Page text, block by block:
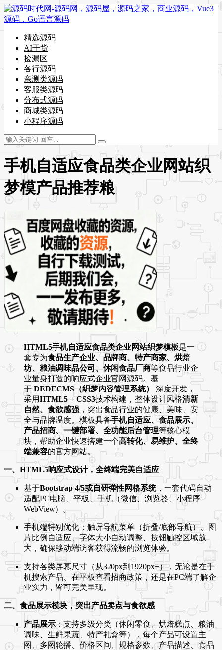
精选源码
AI干货
捡漏区
各行源码
亲测类源码
客服类源码
分布式源码
商城类源码
小程序源码
手机自适应食品类企业网站织
梦模产品推荐粮
HTML5手机自适应食品类企业网站织梦模板是一
套专为食品生产企业、品牌商、特产商家、烘焙
坊、粮油调味品公司、休闲食品厂商等食品行业企
业量身打造的响应式企业官网源码。基
于 DEDECMS（织梦内容管理系统）
深度开发，
采用HTML5 + CSS3技术构建，整体设计风格清新
自然、食欲感强 ，突出食品行业的健康、美味、安
全与品牌温度。模板具备手机自适应、食品展示、
产品招商、一键部署、全功能后台管理等核心模
块，帮助企业快速搭建一个高转化、易维护、全终
端兼容的官方网站。
一、HTML5响应式设计，全终端完美自适应
基于Bootstrap 4/5或自研弹性网格系统，一套代码自动
适配PC电脑、平板、手机（微信、浏览器、小程序
WebView）。
手机端特别优化：触屏导航菜单（折叠/底部导航）、图
片比例自适应、字体大小自动调整、按钮触控区域放
大，确保移动端访客获得流畅的浏览体验。
支持各类屏幕尺寸（从320px到1920px+），无论是在手
机搜索产品、在平板查看招商政策，还是在PC端了解企
业实力，皆可完美呈现。
二、食品展示模块，突出产品卖点与食欲感
产品展示 ：支持多级分类（休闲零食、烘焙糕点、粮油
调味、生鲜果蔬、特产礼盒等），每个产品可设置主
图、多图轮播、价格区间、规格参数、产品描述、食品